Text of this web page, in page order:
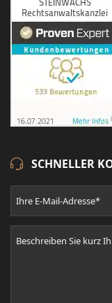
SCHNELLER